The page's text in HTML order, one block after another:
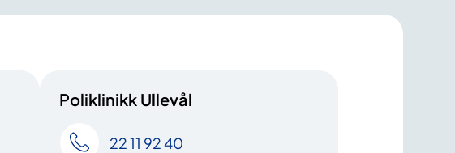
Poliklinikk Ullevål
22 11 92 40